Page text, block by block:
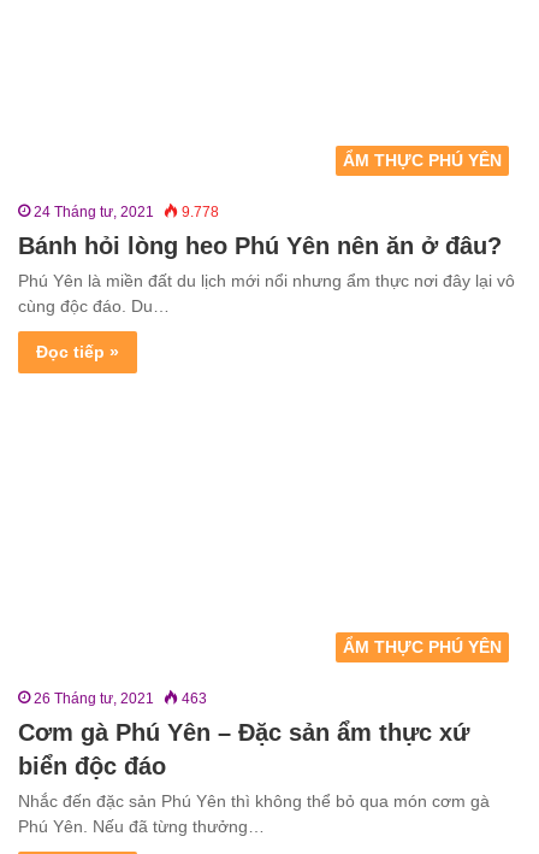
ẨM THỰC PHÚ YÊN
24 Tháng tư, 2021 9.778
Bánh hỏi lòng heo Phú Yên nên ăn ở đâu?
Phú Yên là miền đất du lịch mới nổi nhưng ẩm thực nơi đây lại vô
cùng độc đáo. Du…
Đọc tiếp »
ẨM THỰC PHÚ YÊN
26 Tháng tư, 2021 463
Cơm gà Phú Yên – Đặc sản ẩm thực xứ
biển độc đáo
Nhắc đến đặc sản Phú Yên thì không thể bỏ qua món cơm gà
Phú Yên. Nếu đã từng thưởng…